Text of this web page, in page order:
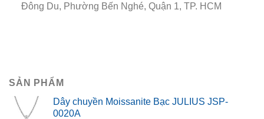
Đông Du, Phường Bến Nghé, Quận 1, TP. HCM
SẢN PHẨM
Dây chuyền Moissanite Bạc JULIUS JSP-
0020A